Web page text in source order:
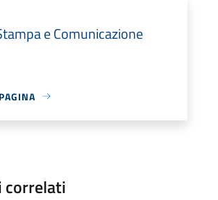
e Comunicazione
correlati